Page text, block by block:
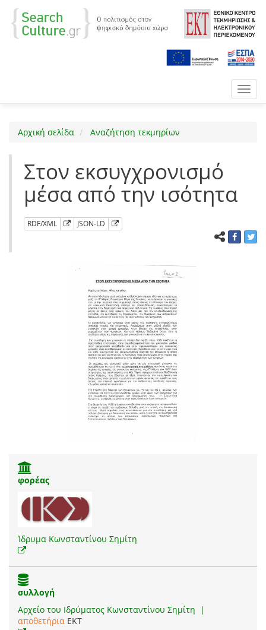
Αρχική σελίδα Αναζήτηση τεκμηρίων
Στον εκσυγχρονισμό
μέσα από την ισότητα
RDF/XML JSON-LD
φορέας
Ίδρυμα Κωνσταντίνου Σημίτη
συλλογή
Αρχείο του Ιδρύματος Κωνσταντίνου Σημίτη
|
αποθετήρια EKT